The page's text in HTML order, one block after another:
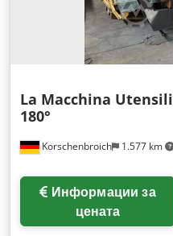
Korschenbroich 1.577 km
La Macchina Utensili
180°
цената